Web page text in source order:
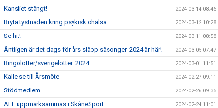
Kansliet stängt! 2024-03-14 08:46
Bryta tystnaden kring psykisk ohälsa 2024-03-12 10:28
Se hit! 2024-03-11 08:58
Äntligen är det dags för års släpp säsongen 2024 är här! 2024-03-05 07:47
Bingolotter/sverigelotten 2024 2024-03-01 11:51
Kallelse till Årsmöte 2024-02-27 09:11
Stödmedlem 2024-02-26 09:35
ÄFF uppmärksammas i SkåneSport 2024-02-24 11:01